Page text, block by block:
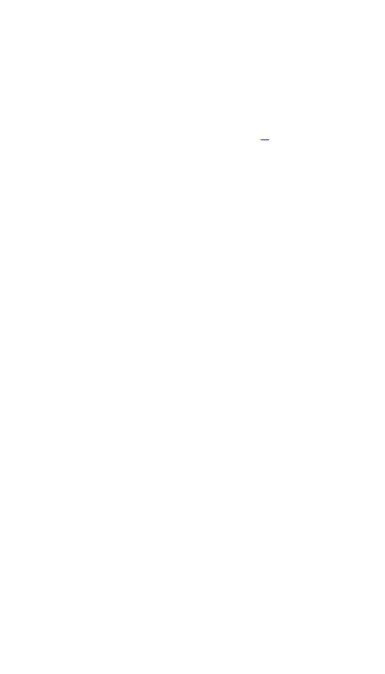
учебное заведение в Новосибирске. Основанная в 1956
стала первым музыкальным высшим учебным
России[3]. С 1957 года она носит имя Михаила Ивановича